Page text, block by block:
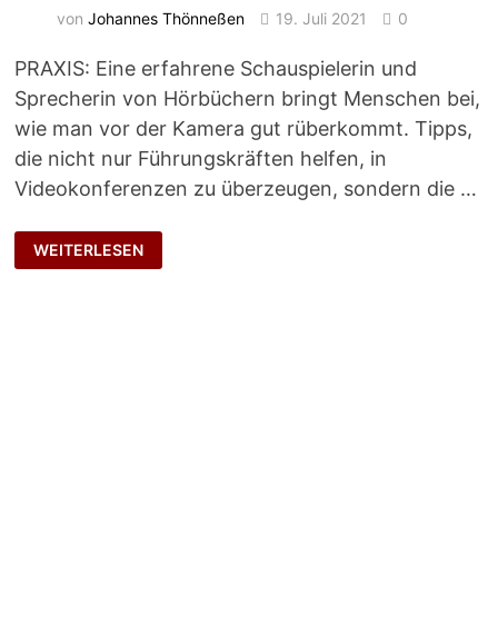
vonJohannes Thönneßen 19. Juli 2021 0
PRAXIS: Eine erfahrene Schauspielerin und
Sprecherin von Hörbüchern bringt Menschen bei,
wie man vor der Kamera gut rüberkommt. Tipps,
die nicht nur Führungskräften helfen, in
Videokonferenzen zu überzeugen, sondern die …
BRUSTTON
DER
ÜBERZEUGUNG
WEITERLESEN